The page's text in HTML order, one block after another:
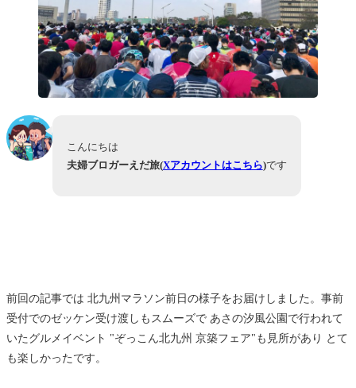
こんにちは
夫婦ブロガーえだ旅(Xアカウントはこちら)です
前回の記事では 北九州マラソン前日の様子をお届けしました。事前
受付でのゼッケン受け渡しもスムーズで あさの汐風公園で行われて
いたグルメイベント "ぞっこん北九州 京築フェア"も見所があり とて
も楽しかったです。